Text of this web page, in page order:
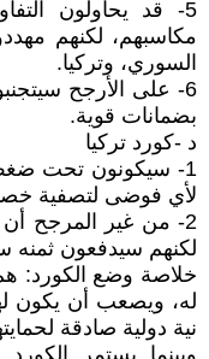
5- قد يحاولون
مكاسبهم، لكنهم
السوري، وتركيا.
6- على الأرجح
بضمانات قوية.
د -كورد تركيا
1- سيكونون تحت ضغط
لأي فوضى لتصفية
2- من غير المرجح
لكنهم سيدفعون ثمنه
خلاصة وضع الكورد:
له، ويصعب أن يكون
نية دولية صادقة